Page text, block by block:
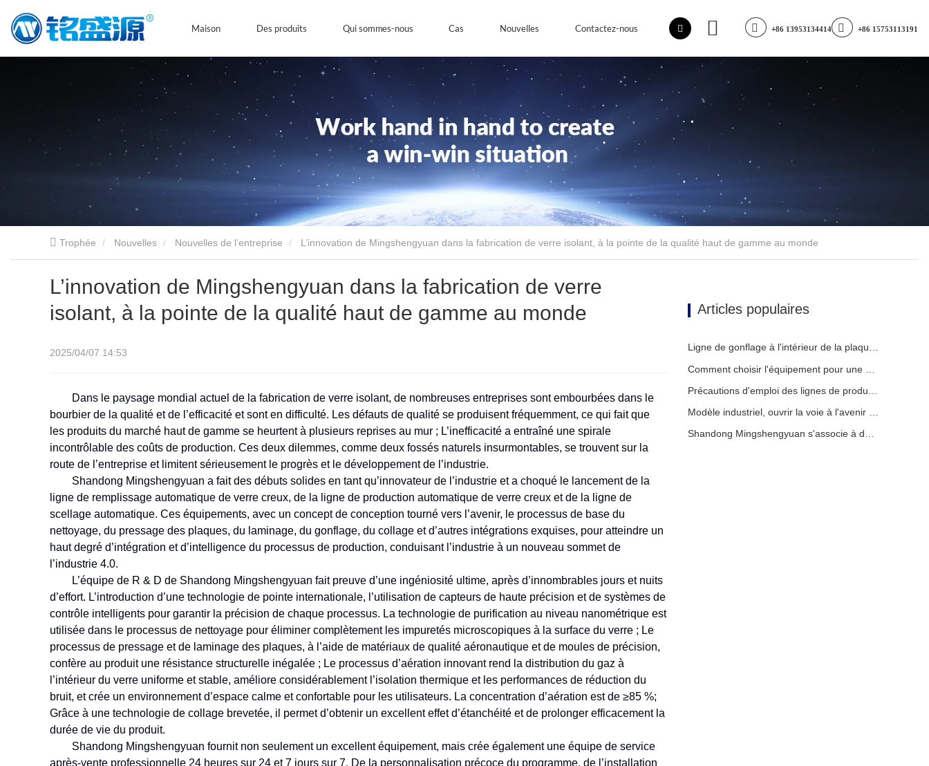
Maison Des produits Qui sommes-nous Cas Nouvelles Contactez-nous +86 13953134414 +86 15753113191
Trophée Nouvelles Nouvelles de l’entreprise L’innovation de Mingshengyuan dans la fabrication de verre isolant, à la pointe de la qualité haut de gamme au monde
L’innovation de Mingshengyuan dans la fabrication de verre
isolant, à la pointe de la qualité haut de gamme au monde
2025/04/07 14:53
Dans le paysage mondial actuel de la fabrication de verre isolant, de nombreuses entreprises sont embourbées dans le
bourbier de la qualité et de l’efficacité et sont en difficulté. Les défauts de qualité se produisent fréquemment, ce qui fait que
les produits du marché haut de gamme se heurtent à plusieurs reprises au mur ; L’inefficacité a entraîné une spirale
incontrôlable des coûts de production. Ces deux dilemmes, comme deux fossés naturels insurmontables, se trouvent sur la
route de l’entreprise et limitent sérieusement le progrès et le développement de l’industrie.
Shandong Mingshengyuan a fait des débuts solides en tant qu’innovateur de l’industrie et a choqué le lancement de la
ligne de remplissage automatique de verre creux, de la ligne de production automatique de verre creux et de la ligne de
scellage automatique. Ces équipements, avec un concept de conception tourné vers l’avenir, le processus de base du
nettoyage, du pressage des plaques, du laminage, du gonflage, du collage et d’autres intégrations exquises, pour atteindre un
haut degré d’intégration et d’intelligence du processus de production, conduisant l’industrie à un nouveau sommet de
l’industrie 4.0.
L’équipe de R & D de Shandong Mingshengyuan fait preuve d’une ingéniosité ultime, après d’innombrables jours et nuits
d’effort. L’introduction d’une technologie de pointe internationale, l’utilisation de capteurs de haute précision et de systèmes de
contrôle intelligents pour garantir la précision de chaque processus. La technologie de purification au niveau nanométrique est
utilisée dans le processus de nettoyage pour éliminer complètement les impuretés microscopiques à la surface du verre ; Le
processus de pressage et de laminage des plaques, à l’aide de matériaux de qualité aéronautique et de moules de précision,
confère au produit une résistance structurelle inégalée ; Le processus d’aération innovant rend la distribution du gaz à
l’intérieur du verre uniforme et stable, améliore considérablement l’isolation thermique et les performances de réduction du
bruit, et crée un environnement d’espace calme et confortable pour les utilisateurs. La concentration d’aération est de ≥85 %;
Grâce à une technologie de collage brevetée, il permet d’obtenir un excellent effet d’étanchéité et de prolonger efficacement la
durée de vie du produit.
Shandong Mingshengyuan fournit non seulement un excellent équipement, mais crée également une équipe de service
après-vente professionnelle 24 heures sur 24 et 7 jours sur 7. De la personnalisation précoce du programme, de l’installation
Articles populaires
Ligne de gonflage à l'intérieur de la plaque de verre creuse
Shandong Mingshengyuan s'associe à des partenaires mondiaux pour inaugurer une nouvelle ère d'équipements de vitrage isolant